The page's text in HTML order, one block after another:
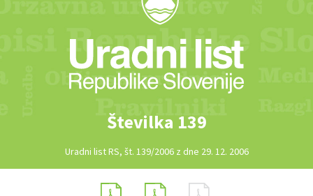
Številka 139
Uradni list RS, št. 139/2006 z dne 29. 12. 2006